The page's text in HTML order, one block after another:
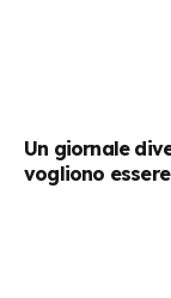
Un giornale
vogliono